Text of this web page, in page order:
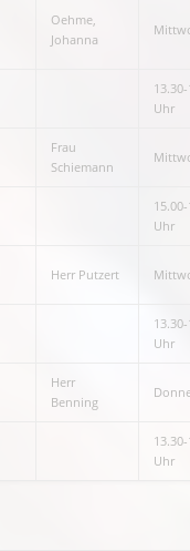
Oehme,
Johanna
Uhr
Frau
Schiemann
Uhr
Herr Putzert
Uhr
Herr
Benning
Uhr